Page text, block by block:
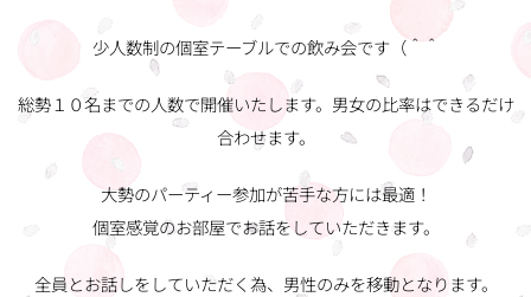
少人数制の個室テーブルでの飲み会です（＾＾
総勢１０名までの人数で開催いたします。男女の比率はできるだけ
合わせます。
大勢のパーティー参加が苦手な方には最適！
個室感覚のお部屋でお話をしていただきます。
全員とお話しをしていただく為、男性のみを移動となります。